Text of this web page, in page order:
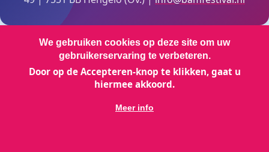
We gebruiken cookies op deze site om uw
gebruikerservaring te verbeteren.
Door op de Accepteren-knop te klikken, gaat u
hiermee akkoord.
Meer info